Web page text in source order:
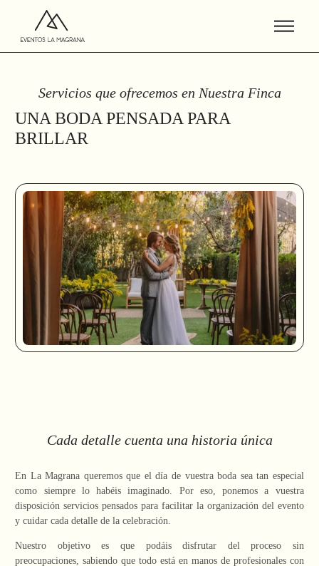
Servicios que ofrecemos en Nuestra Finca
UNA BODA PENSADA PARA
BRILLAR
Cada detalle cuenta una historia única
En La Magrana queremos que el día de vuestra boda sea tan especial
como siempre lo habéis imaginado. Por eso, ponemos a vuestra
disposición servicios pensados para facilitar la organización del evento
y cuidar cada detalle de la celebración.
Nuestro objetivo es que podáis disfrutar del proceso sin
preocupaciones, sabiendo que todo está en manos de profesionales con